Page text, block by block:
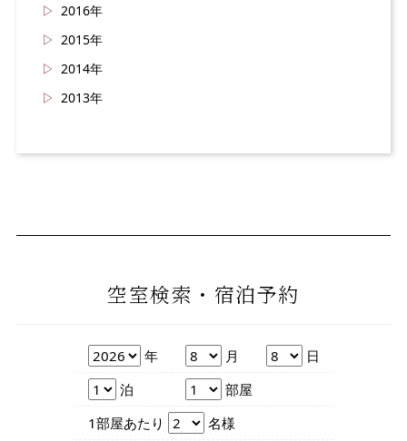
2016年
2015年
2014年
2013年
空室検索・宿泊予約
年 年 月 月 日
日
泊数 泊 部屋数 部屋
1部屋あたり
人数 名様